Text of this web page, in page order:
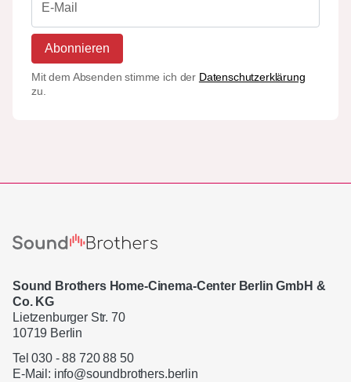
Abonnieren
Mit dem Absenden stimme ich der Datenschutzerklärung
zu.
Sound Brothers Home-Cinema-Center Berlin GmbH &
Co. KG
Lietzenburger Str. 70
10719 Berlin
Tel 030 - 88 720 88 50
E-Mail: info@soundbrothers.berlin